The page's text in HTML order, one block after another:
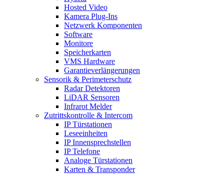
Hosted Video
Kamera Plug-Ins
Netzwerk Komponenten
Software
Monitore
Speicherkarten
VMS Hardware
Garantieverlängerungen
Sensorik & Perimeterschutz
Radar Detektoren
LiDAR Sensoren
Infrarot Melder
Zutrittskontrolle & Intercom
IP Türstationen
Leseeinheiten
IP Innensprechstellen
IP Telefone
Analoge Türstationen
Karten & Transponder